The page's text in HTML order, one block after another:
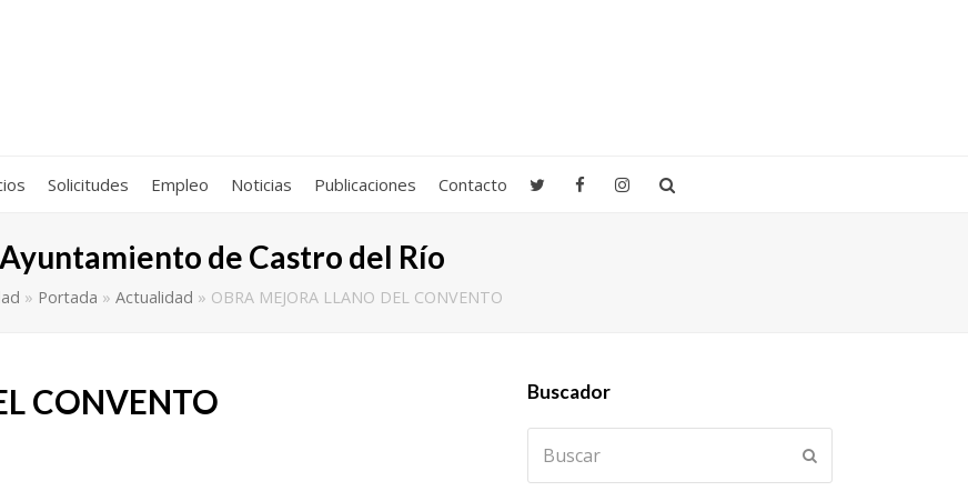
Solicitudes Empleo Noticias Publicaciones Contacto
Ayuntamiento de Castro del Río
» Portada » Actualidad » OBRA MEJORA LLANO DEL CONVENTO
CONVENTO Buscador